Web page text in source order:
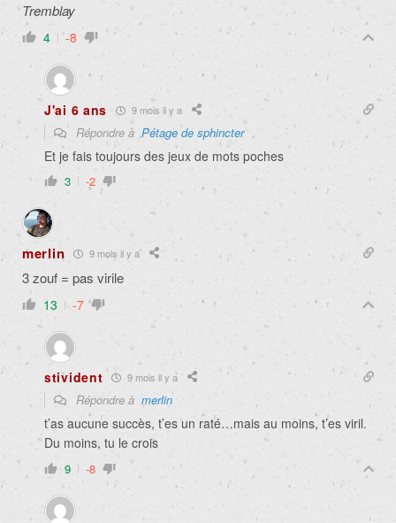
Tremblay
4 -8
J'ai 6 ans 9 mois il y a
Répondre àPétage de sphincter
Et je fais toujours des jeux de mots poches
3 -2
merlin 9 mois il y a
3 zouf = pas virile
13 -7
stivident 9 mois il y a
Répondre à merlin
t’as aucune succès, t’es un raté…mais au moins, t’es viril.
Du moins, tu le crois
9 -8